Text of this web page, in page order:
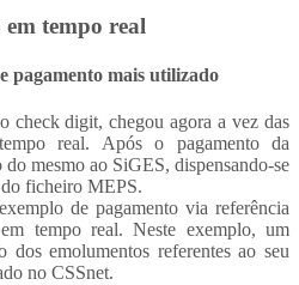
tempo real
pagamento mais utilizado
check digit, chegou agora a vez das
real. Após o pagamento da
mesmo ao SiGES, dispensando-se
ficheiro MEPS.
de pagamento via referência
tempo real. Neste exemplo, um
dos emolumentos referentes ao seu
no CSSnet.